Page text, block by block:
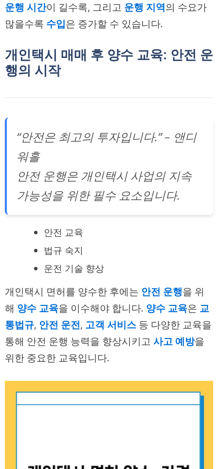
운행 시간이 길수록, 그리고 운행 지역의 수요가
많을수록 수입은 증가할 수 있습니다.
개인택시 매매 후 양수 교육: 안전 운
행의 시작
“안전은 최고의 투자입니다.” – 앤디
워홀
안전 운행은 개인택시 사업의 지속
가능성을 위한 필수 요소입니다.
안전 교육
법규 숙지
운전 기술 향상
개인택시 면허를 양수한 후에는 안전 운행을 위
해 양수 교육을 이수해야 합니다. 양수 교육은 교
통법규, 안전 운전, 고객 서비스 등 다양한 교육을
통해 안전 운행 능력을 향상시키고 사고 예방을
위한 중요한 교육입니다.